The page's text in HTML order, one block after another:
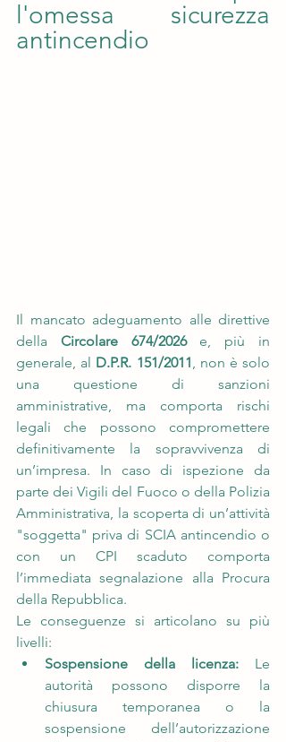
l'omessa sicurezza
antincendio
Il mancato adeguamento alle direttive
della Circolare 674/2026 e, più in
generale, al D.P.R. 151/2011, non è solo
una questione di sanzioni
amministrative, ma comporta rischi
legali che possono compromettere
definitivamente la sopravvivenza di
un’impresa. In caso di ispezione da
parte dei Vigili del Fuoco o della Polizia
Amministrativa, la scoperta di un’attività
"soggetta" priva di SCIA antincendio o
con un CPI scaduto comporta
l’immediata segnalazione alla Procura
della Repubblica.
Le conseguenze si articolano su più
livelli:
Sospensione della licenza: Le
autorità possono disporre la
chiusura temporanea o la
sospensione dell’autorizzazione